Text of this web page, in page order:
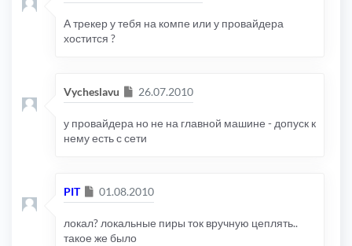
А трекер у тебя на компе или у провайдера
хостится ?
Vycheslavu Сообщение
26.07.2010
у провайдера но не на главной машине - допуск к
нему есть с сети
PIT Сообщение
01.08.2010
локал? локальные пиры ток вручную цеплять..
такое же было